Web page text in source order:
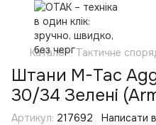
Каталог Тактичне
Штани M-Tac
30/34 Зелені
Артикул: 217692 Написати